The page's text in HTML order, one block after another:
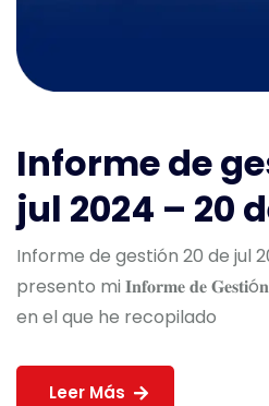
Informe de
jul 2024 – 20
Informe de gestión 20 de jul
presento mi 𝐈𝐧𝐟𝐨𝐫𝐦𝐞 𝐝𝐞 𝐆𝐞𝐬𝐭𝐢ó𝐧
en el que he recopilado
Leer Más